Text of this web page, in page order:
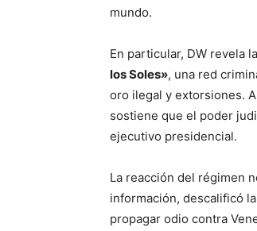
mundo.
En particular, DW revela
los Soles», una red
oro ilegal y extorsiones.
sostiene que el poder
ejecutivo presidencial.
La reacción del régimen
información, descalificó
propagar odio contra